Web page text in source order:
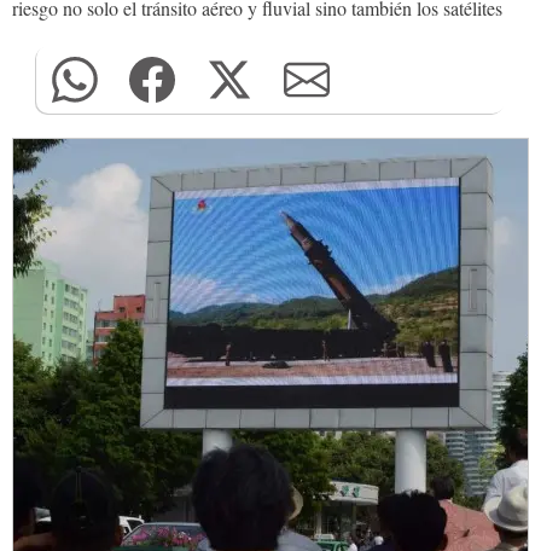
riesgo no solo el tránsito aéreo y fluvial sino también los satélites